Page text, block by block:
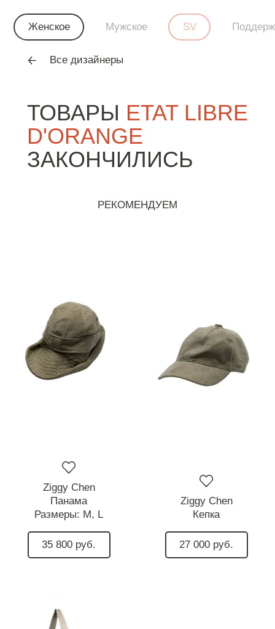
ТОВАРЫ ETAT LIBRE
D'ORANGE
ЗАКОНЧИЛИСЬ
РЕКОМЕНДУЕМ
Ziggy Chen
Панама
Размеры: M, L
35 800 руб.
Ziggy Chen
Кепка
27 000 руб.
Женское Мужское SV
Все дизайнеры